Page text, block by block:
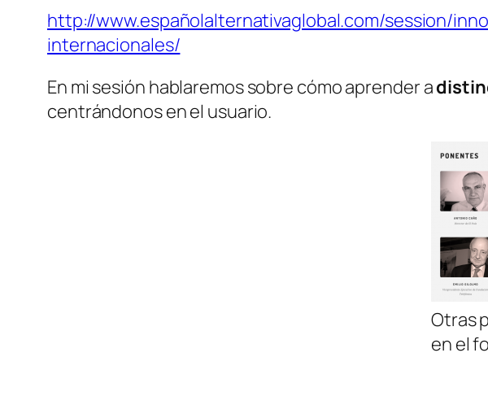
http://www.españolalternativaglobal.com/session/
internacionales/
En mi sesión hablaremos sobre cómo aprender a
centrándonos en el usuario.
Otras
en el